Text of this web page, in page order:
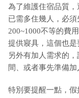
為了維護住宿品質
已需多住幾人，必
200~1000不等的費
提供寢具，這個也是
另外有加人需求的
間、或者事先準備加
特別要提醒一點，